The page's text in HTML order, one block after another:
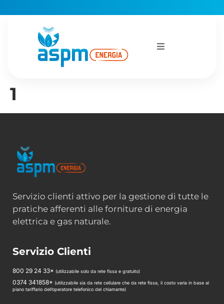
1
Servizio clienti attivo per la gestione di tutte le
pratiche afferenti alle forniture di energia
elettrica e gas naturale.
Servizio Clienti
800 29 24 33* (utilizzabile solo da rete fissa e gratuito)
0374 341858* (utilizzabile sia da rete cellulare che da rete fissa, il costo varia in base al
piano tariffario dell’operatore telefonico del chiamante)